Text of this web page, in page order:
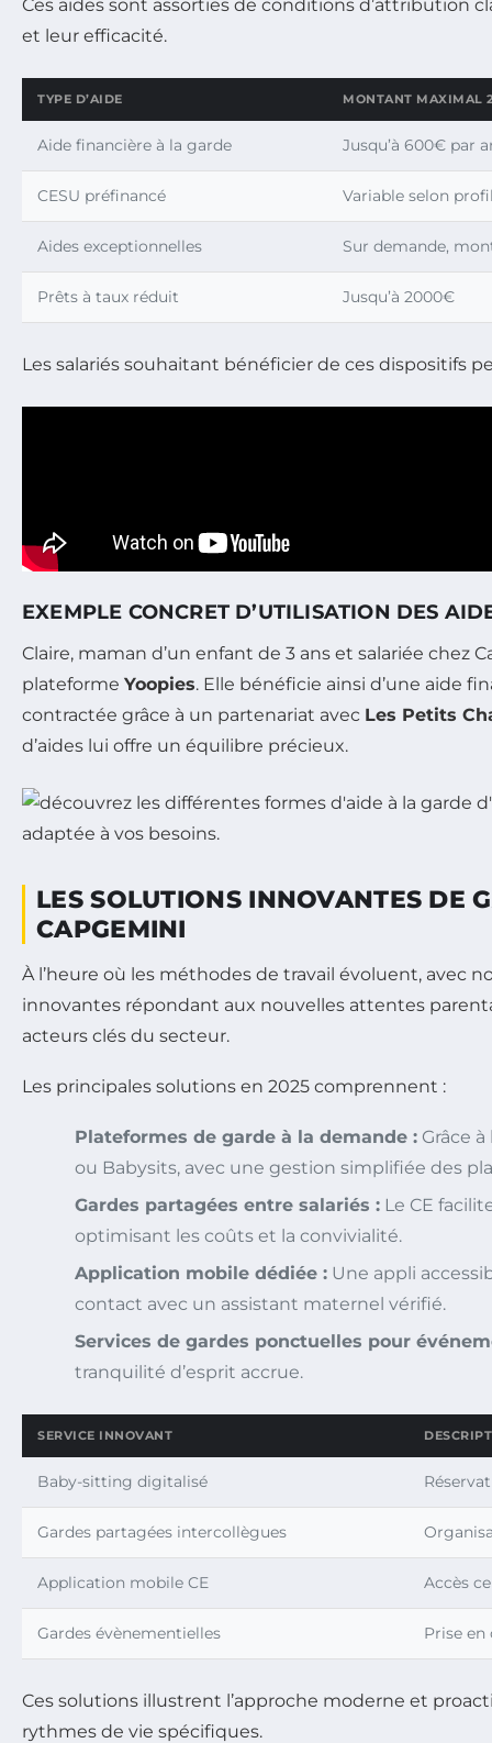
Ces aides sont assorties de conditions d’attribution
et leur efficacité.
TYPE D’AIDE MONTANT MAXIMAL
Aide financière à la garde Jusqu’à 600€ par
CESU préfinancé Variable selon
Aides exceptionnelles Sur demande,
Prêts à taux réduit Jusqu’à 2000€
Les salariés souhaitant bénéficier de ces dispositifs
EXEMPLE CONCRET D’UTILISATION DES
Claire, maman d’un enfant de 3 ans et salariée
plateforme Yoopies. Elle bénéficie ainsi d’une aide
contractée grâce à un partenariat avec Les Petits
d’aides lui offre un équilibre précieux.
LES SOLUTIONS INNOVANTES DE
CAPGEMINI
À l’heure où les méthodes de travail évoluent, avec
innovantes répondant aux nouvelles attentes
acteurs clés du secteur.
Les principales solutions en 2025 comprennent :
Plateformes de garde à la demande : Grâce
ou Babysits, avec une gestion simplifiée des
Gardes partagées entre salariés : Le CE
optimisant les coûts et la convivialité.
Application mobile dédiée : Une appli
contact avec un assistant maternel vérifié.
Services de gardes ponctuelles pour
tranquilité d’esprit accrue.
SERVICE INNOVANT
Baby-sitting digitalisé
Gardes partagées intercollègues
Application mobile CE Accès
Gardes évènementielles Prise
Ces solutions illustrent l’approche moderne et
rythmes de vie spécifiques.